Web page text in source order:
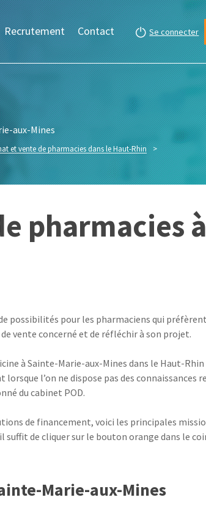
Recrutement Contact Se connecter
aux-Mines
et vente de pharmacies dans le Haut-Rhin
>
pharmacies à
possibilités pour les pharmaciens qui
vente concerné et de réfléchir à son projet.
à Sainte-Marie-aux-Mines dans le Haut-Rhin
l’on ne dispose pas des connaissances
du cabinet POD.
de financement, voici les principales
suffit de cliquer sur le bouton orange dans le
Marie-aux-Mines